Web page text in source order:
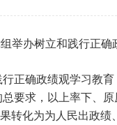
举办树立和践行正
正确政绩观学习教
要求，以上率下、
转化为为人民出政